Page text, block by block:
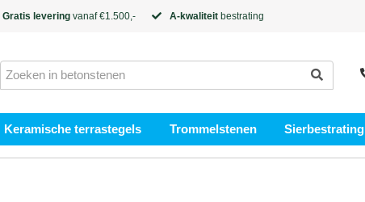
Gratis levering vanaf €1.500,- A-kwaliteit bestrating
Keramische terrastegels Trommelstenen Sierbestrating